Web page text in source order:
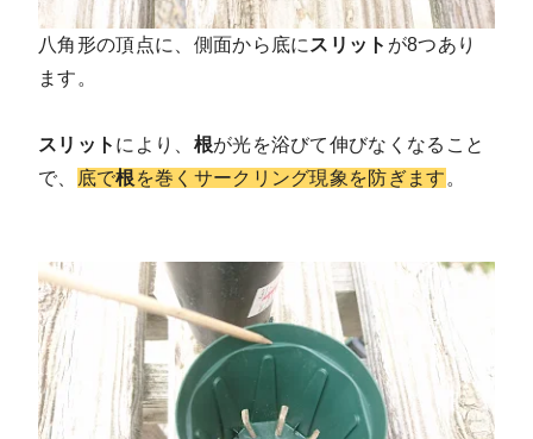
八角形の頂点に、側面から底に スリット が8つあり
ます。
スリット により、 根が光を浴びて伸びなくなること
で、
底で根を巻くサークリング現象を防ぎます 。